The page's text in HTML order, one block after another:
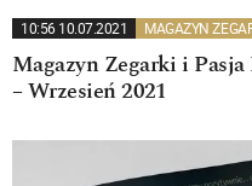
10:56 10.07.2021 MAGAZYN
Magazyn Zegarki i
– Wrzesień 2021